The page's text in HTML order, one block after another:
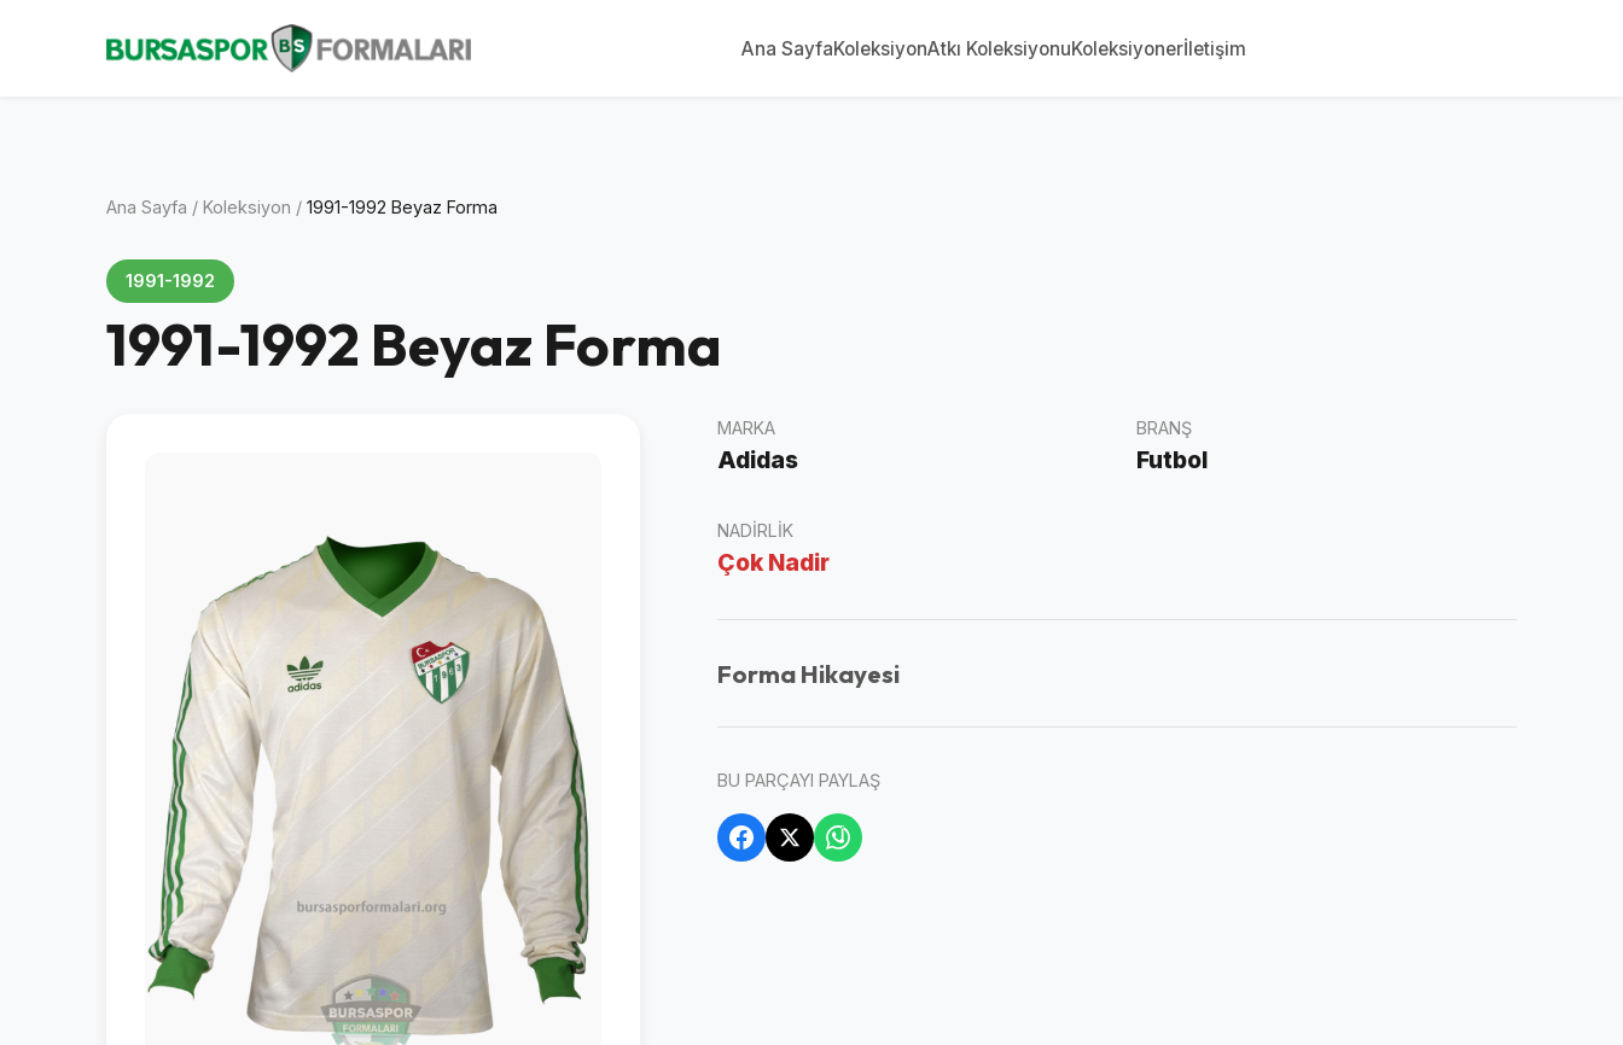
Ana SayfaKoleksiyonAtkı KoleksiyonuKoleksiyonerİletişim
Ana Sayfa / Koleksiyon / 1991-1992 Beyaz Forma
1991-1992
1991-1992 Beyaz Forma
MARKA
Adidas
BRANŞ
Futbol
NADIRLIK
Çok Nadir
Forma Hikayesi
BU PARÇAYI PAYLAŞ